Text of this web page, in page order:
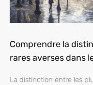
Comprendre la
rares averses dans
La distinction entre les